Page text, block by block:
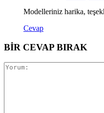
Modelleriniz harika,
Cevap
BİR CEVAP BIRAK